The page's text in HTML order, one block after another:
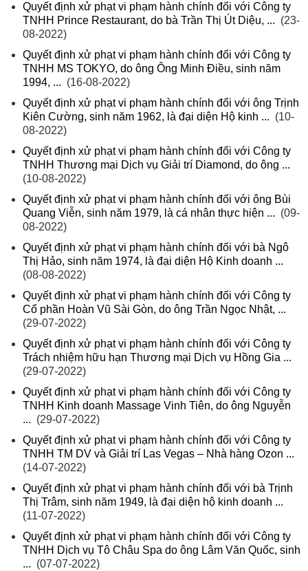
Quyết định xử phạt vi phạm hành chính đối với Công ty
TNHH Prince Restaurant, do bà Trần Thị Út Diệu, ... (23-
08-2022)
Quyết định xử phạt vi phạm hành chính đối với Công ty
TNHH MS TOKYO, do ông Ông Minh Điều, sinh năm
1994, ... (16-08-2022)
Quyết định xử phạt vi phạm hành chính đối với ông Trịnh
Kiên Cường, sinh năm 1962, là đại diện Hộ kinh ... (10-
08-2022)
Quyết định xử phạt vi phạm hành chính đối với Công ty
TNHH Thương mại Dịch vụ Giải trí Diamond, do ông ...
(10-08-2022)
Quyết định xử phạt vi phạm hành chính đối với ông Bùi
Quang Viễn, sinh năm 1979, là cá nhân thực hiện ... (09-
08-2022)
Quyết định xử phạt vi phạm hành chính đối với bà Ngô
Thị Hảo, sinh năm 1974, là đại diện Hộ Kinh doanh ...
(08-08-2022)
Quyết định xử phạt vi phạm hành chính đối với Công ty
Cổ phần Hoàn Vũ Sài Gòn, do ông Trần Ngọc Nhật, ...
(29-07-2022)
Quyết định xử phạt vi phạm hành chính đối với Công ty
Trách nhiệm hữu hạn Thương mại Dịch vụ Hồng Gia ...
(29-07-2022)
Quyết định xử phạt vi phạm hành chính đối với Công ty
TNHH Kinh doanh Massage Vinh Tiên, do ông Nguyễn
... (29-07-2022)
Quyết định xử phạt vi phạm hành chính đối với Công ty
TNHH TM DV và Giải trí Las Vegas – Nhà hàng Ozon ...
(14-07-2022)
Quyết định xử phạt vi phạm hành chính đối với bà Trịnh
Thị Trâm, sinh năm 1949, là đại diện hộ kinh doanh ...
(11-07-2022)
Quyết định xử phạt vi phạm hành chính đối với Công ty
TNHH Dịch vụ Tô Châu Spa do ông Lâm Văn Quốc, sinh
... (07-07-2022)